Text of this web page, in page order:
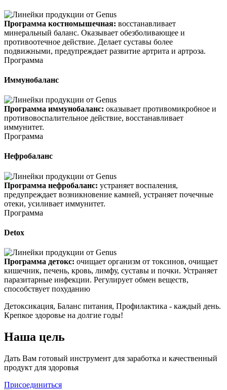
Программа костномышечная: восстанавливает
минеральный баланс. Оказывает обезболивающее и
противоотечное действие. Делает суставы более
подвижными, предупреждает развитие артрита и артроза.
Программа
Иммунобаланс
Программа иммунобаланс: оказывает противомикробное и
противовоспалительное действие, восстанавливает
иммунитет.
Программа
Нефробаланс
Программа нефробаланс: устраняет воспаления,
предупреждает возникновение камней, устраняет почечные
отеки, усиливает иммунитет.
Программа
Detox
Программа детокс: очищает организм от токсинов, очищает
кишечник, печень, кровь, лимфу, суставы и почки. Устраняет
паразитарные инфекции. Регулирует обмен веществ,
способствует похуданию
Детоксикация, Баланс питания, Профилактика - каждый день.
Крепкое здоровье на долгие годы!
Наша цель
Дать Вам готовый инструмент для заработка и качественный
продукт для здоровья
Присоединиться